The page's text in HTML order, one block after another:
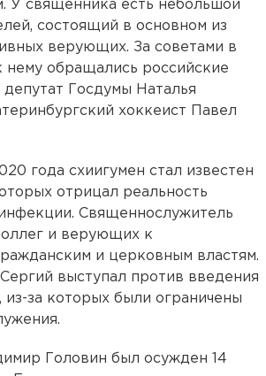
У священника есть небольшой
состоящий в основном из
верующих. За советами в
нему обращались российские
Госдумы Наталья
хоккеист Павел
года схиигумен стал известен
отрицал реальность
Священнослужитель
и верующих к
и церковным властям.
выступал против введения
из-за которых были ограничены
Головин был осужден 14